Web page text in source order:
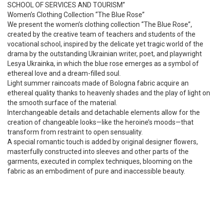
SCHOOL OF SERVICES AND TOURISM”
Women’s Clothing Collection “The Blue Rose”
We present the women’s clothing collection “The Blue Rose”,
created by the creative team of teachers and students of the
vocational school, inspired by the delicate yet tragic world of the
drama by the outstanding Ukrainian writer, poet, and playwright
Lesya Ukrainka, in which the blue rose emerges as a symbol of
ethereal love and a dream-filled soul.
Light summer raincoats made of Bologna fabric acquire an
ethereal quality thanks to heavenly shades and the play of light on
the smooth surface of the material.
Interchangeable details and detachable elements allow for the
creation of changeable looks—like the heroine’s moods—that
transform from restraint to open sensuality.
A special romantic touch is added by original designer flowers,
masterfully constructed into sleeves and other parts of the
garments, executed in complex techniques, blooming on the
fabric as an embodiment of pure and inaccessible beauty.